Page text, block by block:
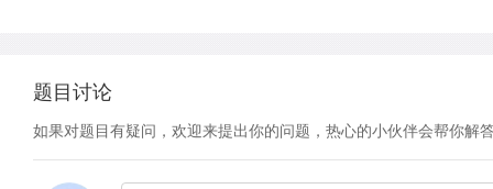
题目讨论
如果对题目有疑问，欢迎来提出你的问题，热心的小伙伴会帮你解